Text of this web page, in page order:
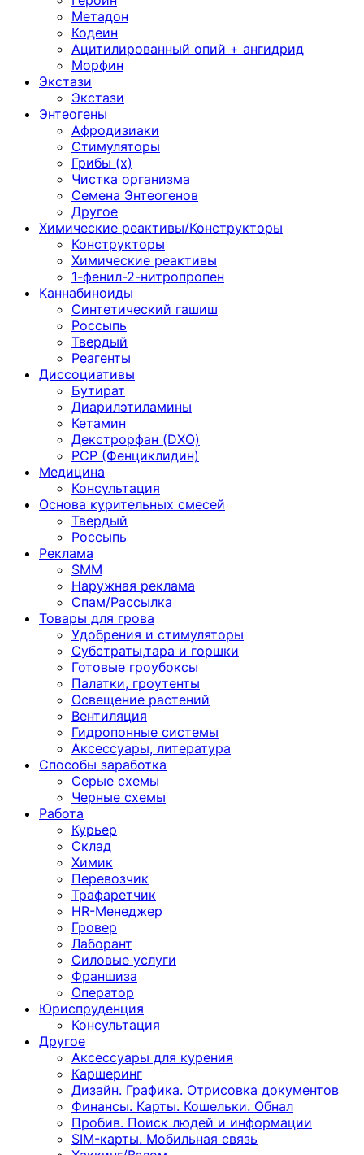
Метадон
Кодеин
Ацитилированный опий + ангидрид
Морфин
Экстази
Экстази
Энтеогены
Афродизиаки
Стимуляторы
Грибы (х)
Чистка организма
Семена Энтеогенов
Другое
Химические реактивы/Конструкторы
Конструкторы
Химические реактивы
1-фенил-2-нитропропен
Каннабиноиды
Синтетический гашиш
Россыпь
Твердый
Реагенты
Диссоциативы
Бутират
Диарилэтиламины
Кетамин
Декстрорфан (DXO)
PCP (Фенциклидин)
Медицина
Консультация
Основа курительных смесей
Твердый
Россыпь
Реклама
SMM
Наружная реклама
Спам/Рассылка
Товары для грова
Удобрения и стимуляторы
Субстраты,тара и горшки
Готовые гроубоксы
Палатки, гроутенты
Освещение растений
Вентиляция
Гидропонные системы
Аксессуары, литература
Способы заработка
Серые схемы
Черные схемы
Работа
Курьер
Склад
Химик
Перевозчик
Трафаретчик
HR-Менеджер
Гровер
Лаборант
Силовые услуги
Франшиза
Оператор
Юриспруденция
Консультация
Другoе
Аксессуары для курения
Каршеринг
Дизайн. Графика. Отрисовка документов
Финансы. Карты. Кошельки. Обнал
Пробив. Поиск людей и информации
SIM-карты. Мобильная связь